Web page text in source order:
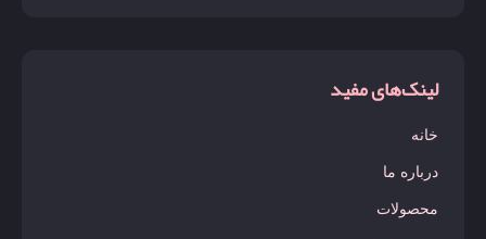
لینک‌های مفید
خانه
درباره ما
محصولات